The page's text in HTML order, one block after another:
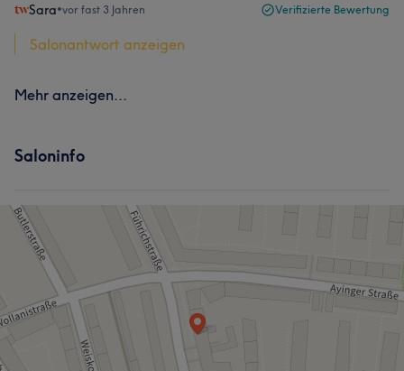
Sara•vor fast 3 Jahren Verifizierte Bewertung
Salonantwort anzeigen
Mehr anzeigen...
Saloninfo